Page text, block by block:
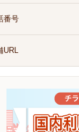
番号
URL